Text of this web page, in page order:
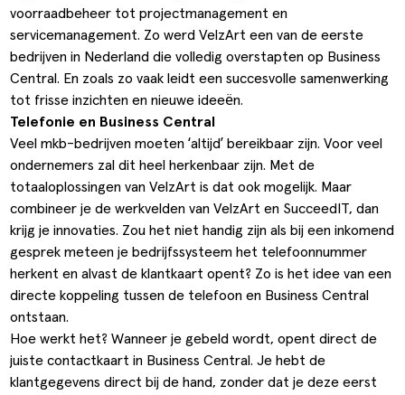
doelen
voorraadbeheer tot projectmanagement en
servicemanagement. Zo werd VelzArt een van de eerste
bedrijven in Nederland die volledig overstapten op Business
Central. En zoals zo vaak leidt een succesvolle samenwerking
tot frisse inzichten en nieuwe ideeën.
Telefonie en Business Central
Veel mkb-bedrijven moeten ‘altijd’ bereikbaar zijn. Voor veel
ondernemers zal dit heel herkenbaar zijn. Met de
totaaloplossingen van VelzArt is dat ook mogelijk. Maar
combineer je de werkvelden van VelzArt en SucceedIT, dan
krijg je innovaties. Zou het niet handig zijn als bij een inkomend
gesprek meteen je bedrijfssysteem het telefoonnummer
herkent en alvast de klantkaart opent? Zo is het idee van een
directe koppeling tussen de telefoon en Business Central
ontstaan.
Hoe werkt het? Wanneer je gebeld wordt, opent direct de
juiste contactkaart in Business Central. Je hebt de
klantgegevens direct bij de hand, zonder dat je deze eerst